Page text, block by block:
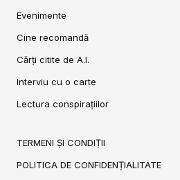
Evenimente
Cine recomandă
Cărți citite de A.I.
Interviu cu o carte
Lectura conspirațiilor
TERMENI ȘI CONDIȚII
POLITICA DE CONFIDENȚIALITATE